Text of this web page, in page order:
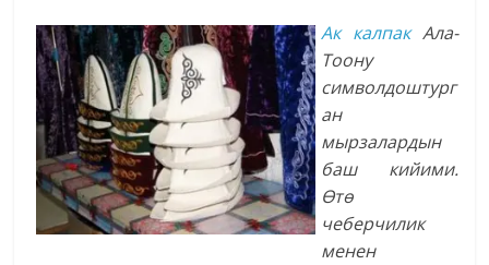
Ак калпакАла-
Тоону
символдоштург
ан
мырзалардын
баш кийими.
Өтө
чеберчилик
менен